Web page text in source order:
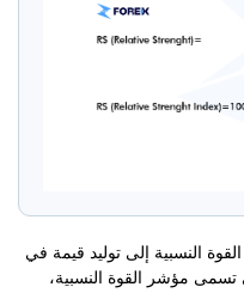
النسبية إلى توليد قيمة في
التي تسمى مؤشر القوة النسبية،